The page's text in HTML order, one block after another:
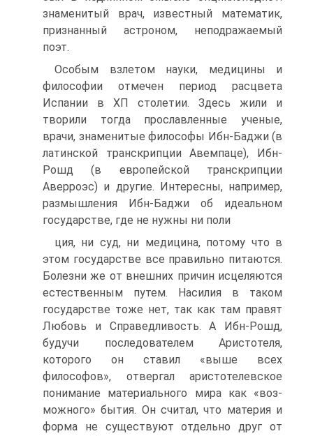
знаменитый врач, известный математик,
признанный астроном, неподражаемый
поэт.
Особым взлетом науки, медицины и
философии отмечен пери­од расцвета
Испании в ХП столетии. Здесь жили и
творили тогда прославленные ученые,
врачи, знаменитые философы Ибн-Баджи (в
латинской транскрипции Авемпаце), Ибн-
Рошд (в европейской транскрипции
Аверроэс) и другие. Интересны, например,
размыш­ления Ибн-Баджи об идеальном
государстве, где не нужны ни поли­
ция, ни суд, ни медицина, потому что в
этом государстве все пра­вильно питаются.
Болезни же от внешних причин исцеляются
есте­ственным путем. Насилия в таком
государстве тоже нет, так как там правят
Любовь и Справедливость. А Ибн-Рошд,
будучи последова­телем Аристотеля,
которого он ставил «выше всех
философов», от­вергал аристотелевское
понимание материального мира как «воз­
можного» бытия. Он считал, что материя и
форма не существуют отдельно друг от